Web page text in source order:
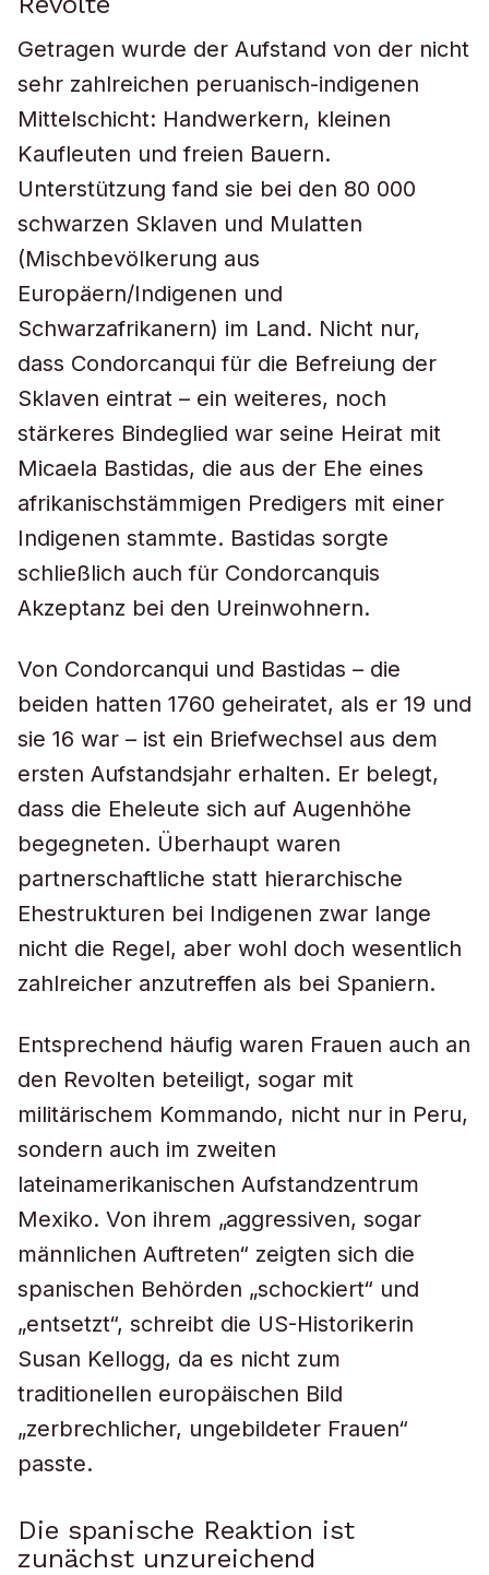
Getragen wurde der Aufstand von der nicht
sehr zahlreichen peruanisch-indigenen
Mittelschicht: Handwerkern, kleinen
Kaufleuten und freien Bauern.
Unterstützung fand sie bei den 80 000
schwarzen Sklaven und Mulatten
(Mischbevölkerung aus
Europäern/Indigenen und
Schwarzafrikanern) im Land. Nicht nur,
dass Condorcanqui für die Befreiung der
Sklaven eintrat – ein weiteres, noch
stärkeres Bindeglied war seine Heirat mit
Micaela Bastidas, die aus der Ehe eines
afrikanischstämmigen Predigers mit einer
Indigenen stammte. Bastidas sorgte
schließlich auch für Condorcanquis
Akzeptanz bei den Ureinwohnern.
Von Condorcanqui und Bastidas – die
beiden hatten 1760 geheiratet, als er 19 und
sie 16 war – ist ein Briefwechsel aus dem
ersten Aufstandsjahr erhalten. Er belegt,
dass die Eheleute sich auf Augenhöhe
begegneten. Überhaupt waren
partnerschaftliche statt hierarchische
Ehestrukturen bei Indigenen zwar lange
nicht die Regel, aber wohl doch wesentlich
zahlreicher anzutreffen als bei Spaniern.
Entsprechend häufig waren Frauen auch an
den Revolten beteiligt, sogar mit
militärischem Kommando, nicht nur in Peru,
sondern auch im zweiten
lateinamerikanischen Aufstandzentrum
Mexiko. Von ihrem „aggressiven, sogar
männlichen Auftreten“ zeigten sich die
spanischen Behörden „schockiert“ und
„entsetzt“, schreibt die US-Historikerin
Susan Kellogg, da es nicht zum
traditionellen europäischen Bild
„zerbrechlicher, ungebildeter Frauen“
passte.
Die spanische Reaktion ist
zunächst unzureichend